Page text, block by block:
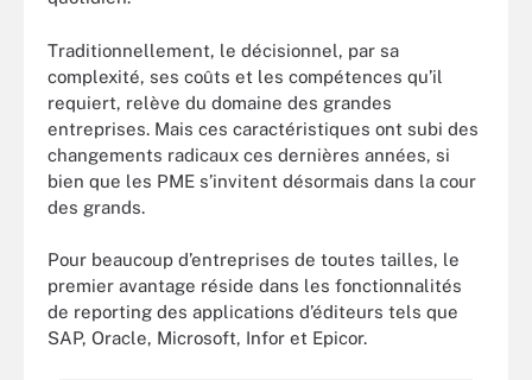
Traditionnellement, le décisionnel, par sa
complexité, ses coûts et les compétences qu’il
requiert, relève du domaine des grandes
entreprises. Mais ces caractéristiques ont subi des
changements radicaux ces dernières années, si
bien que les PME s’invitent désormais dans la cour
des grands.
Pour beaucoup d’entreprises de toutes tailles, le
premier avantage réside dans les fonctionnalités
de reporting des applications d’éditeurs tels que
SAP, Oracle, Microsoft, Infor et Epicor.